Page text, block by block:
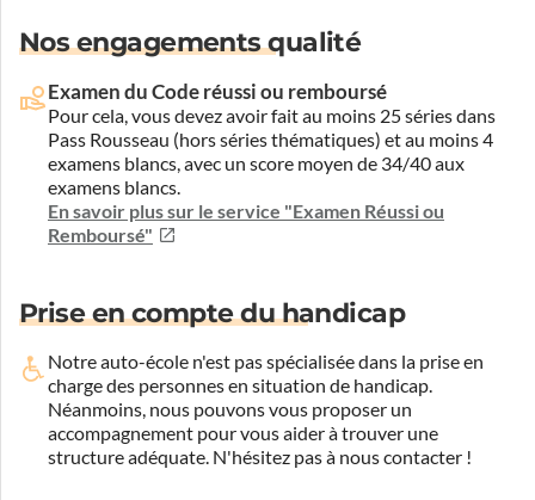
Nos engagements qualité
Examen du Code réussi ou remboursé
Pour cela, vous devez avoir fait au moins 25 séries dans
Pass Rousseau (hors séries thématiques) et au moins 4
examens blancs, avec un score moyen de 34/40 aux
examens blancs.
En savoir plus sur le service "Examen Réussi ou
Remboursé"
Prise en compte du handicap
Notre auto-école n'est pas spécialisée dans la prise en
charge des personnes en situation de handicap.
Néanmoins, nous pouvons vous proposer un
accompagnement pour vous aider à trouver une
structure adéquate. N'hésitez pas à nous contacter !